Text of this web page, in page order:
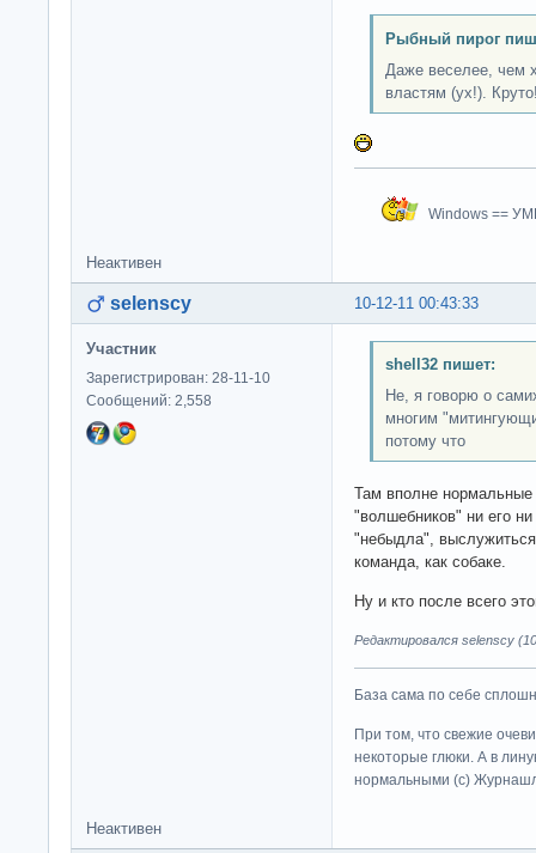
Рыбный пирог
Даже веселее, чем
властям (ух!).
Windows ==
Неактивен
10-12-11 00:43:33
selenscy
Участник
Зарегистрирован: 28-11-10
Сообщений: 2,558
shell32 пишет:
Не, я говорю о
многим
потому что
Там вполне
"волшебников" ни его
"небыдла",
команда, как собаке.
Ну и кто после всего
Редактировался selenscy
База сама по себе
При том, что свежие
некоторые глюки. А в
нормальными (c)
Неактивен